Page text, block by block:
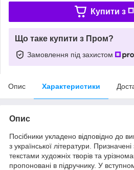
Купити з
Що таке купити з Пром?
Замовлення під захистом
Опис Характеристики
Опис
Посібники укладено відповідно до
з української літератури.
текстами художніх творів та
пропоновані в підручнику. У